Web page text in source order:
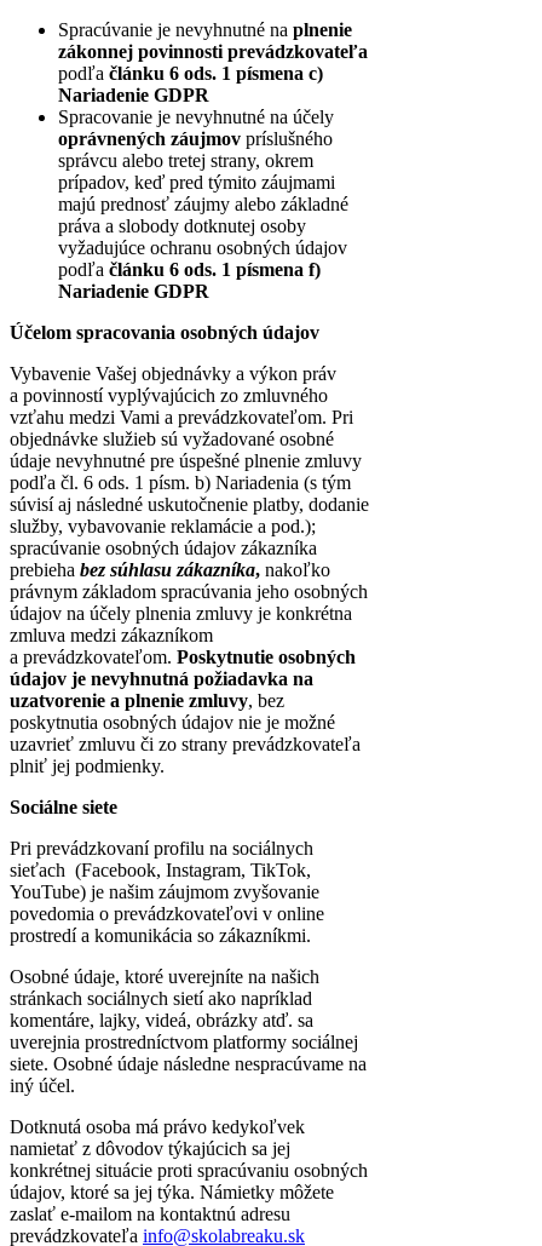
Spracúvanie je nevyhnutné na plnenie
zákonnej povinnosti prevádzkovateľa
podľa článku 6 ods. 1 písmena c)
Nariadenie GDPR
Spracovanie je nevyhnutné na účely
oprávnených záujmov príslušného
správcu alebo tretej strany, okrem
prípadov, keď pred týmito záujmami
majú prednosť záujmy alebo základné
práva a slobody dotknutej osoby
vyžadujúce ochranu osobných údajov
podľa článku 6 ods. 1 písmena f)
Nariadenie GDPR
Účelom spracovania osobných údajov
Vybavenie Vašej objednávky a výkon práv
a povinností vyplývajúcich zo zmluvného
vzťahu medzi Vami a prevádzkovateľom. Pri
objednávke služieb sú vyžadované osobné
údaje nevyhnutné pre úspešné plnenie zmluvy
podľa čl. 6 ods. 1 písm. b) Nariadenia (s tým
súvisí aj následné uskutočnenie platby, dodanie
služby, vybavovanie reklamácie a pod.);
spracúvanie osobných údajov zákazníka
prebieha bez súhlasu zákazníka, nakoľko
právnym základom spracúvania jeho osobných
údajov na účely plnenia zmluvy je konkrétna
zmluva medzi zákazníkom
a prevádzkovateľom. Poskytnutie osobných
údajov je nevyhnutná požiadavka na
uzatvorenie a plnenie zmluvy, bez
poskytnutia osobných údajov nie je možné
uzavrieť zmluvu či zo strany prevádzkovateľa
plniť jej podmienky.
Sociálne siete
Pri prevádzkovaní profilu na sociálnych
sieťach (Facebook, Instagram, TikTok,
YouTube) je našim záujmom zvyšovanie
povedomia o prevádzkovateľovi v online
prostredí a komunikácia so zákazníkmi.
Osobné údaje, ktoré uverejníte na našich
stránkach sociálnych sietí ako napríklad
komentáre, lajky, videá, obrázky atď. sa
uverejnia prostredníctvom platformy sociálnej
siete. Osobné údaje následne nespracúvame na
iný účel.
Dotknutá osoba má právo kedykoľvek
namietať z dôvodov týkajúcich sa jej
konkrétnej situácie proti spracúvaniu osobných
údajov, ktoré sa jej týka. Námietky môžete
zaslať e-mailom na kontaktnú adresu
prevádzkovateľa info@skolabreaku.sk